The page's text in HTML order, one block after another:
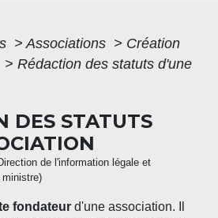
> Associations > Création
> Rédaction des statuts d'une
DES STATUTS
de l'information légale et
fondateur d'une association. Il